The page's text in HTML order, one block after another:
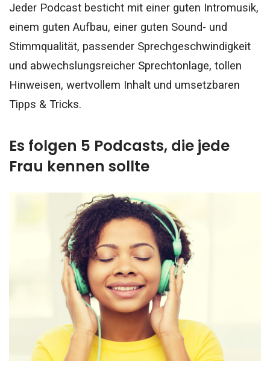
Jeder Podcast besticht mit einer guten Intromusik,
einem guten Aufbau, einer guten Sound- und
Stimmqualität, passender Sprechgeschwindigkeit
und abwechslungsreicher Sprechtonlage, tollen
Hinweisen, wertvollem Inhalt und umsetzbaren
Tipps & Tricks.
Es folgen 5 Podcasts, die jede
Frau kennen sollte